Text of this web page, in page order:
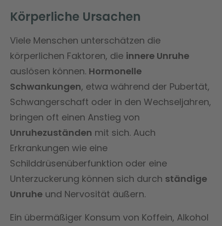
Körperliche Ursachen
Viele Menschen unterschätzen die
körperlichen Faktoren, die innere Unruhe
auslösen können. Hormonelle
Schwankungen, etwa während der Pubertät,
Schwangerschaft oder in den Wechseljahren,
bringen oft einen Anstieg von
Unruhezuständen mit sich. Auch
Erkrankungen wie eine
Schilddrüsenüberfunktion oder eine
Unterzuckerung können sich durch ständige
Unruhe und Nervosität äußern.
Ein übermäßiger Konsum von Koffein, Alkohol